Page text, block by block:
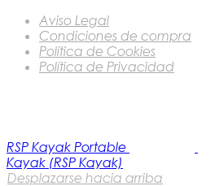
Aviso Legal
Condiciones de compra
Política de Cookies
Política de Privacidad
RSP Kayak Portable
Kayak (RSP Kayak)
Desplazarse hacia arriba